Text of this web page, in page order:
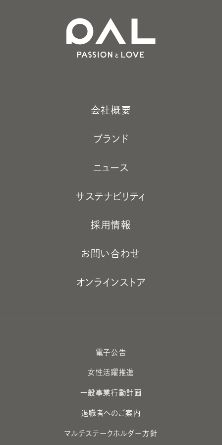
会社概要
ブランド
ニュース
サステナビリティ
採用情報
お問い合わせ
オンラインストア
電子公告
女性活躍推進
一般事業行動計画
退職者へのご案内
マルチステークホルダー方針